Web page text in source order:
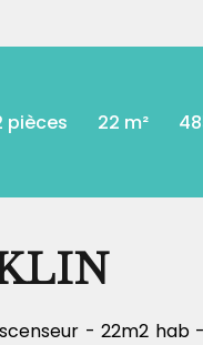
pièces 22 m²
- 22m2